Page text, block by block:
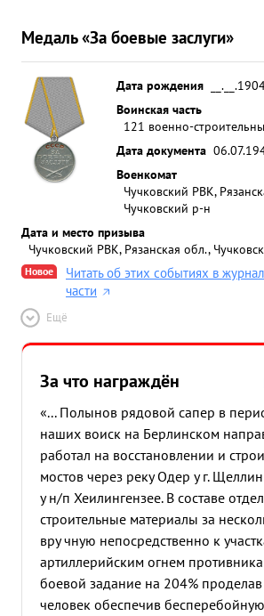
Медаль «За боевые заслуги»
Дата рождения
Воинская часть
121 военно-
Дата документа
Военкомат
Чучковский РВК,
Чучковский р-н
Дата и место призыва
Чучковский РВК, Рязанская обл.,
Новое
Читать об этих событиях в
части
Ещё
За что награждён
«... Полынов рядовой сапер в
наших воиск на Берлинском
работал на восстановлении и
мостов через реку Одер у г.
у н/п Хеилингензее. В составе
строительные материалы за
вру чную непосредственно к
артиллерийским огнем
боевой задание на 204% проделав
человек обеспечив